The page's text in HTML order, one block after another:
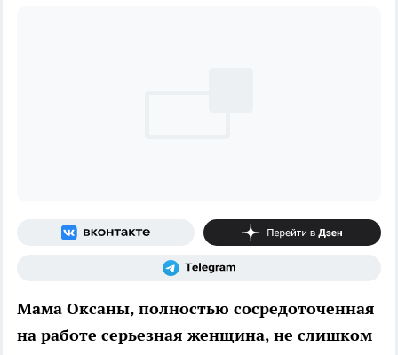
Мама Оксаны, полностью сосредоточенная
на работе серьезная женщина, не слишком